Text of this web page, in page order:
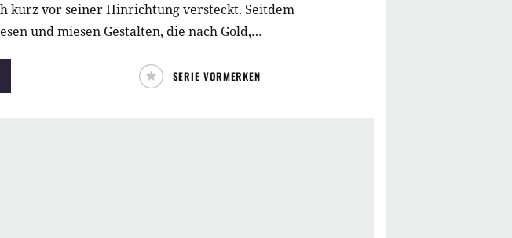
kurz vor seiner Hinrichtung versteckt. Seitdem
und miesen Gestalten, die nach Gold,
SERIE VORMERKEN